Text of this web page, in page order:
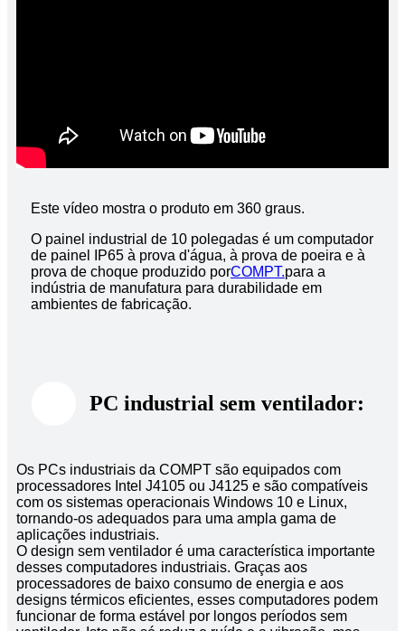
Este vídeo mostra o produto em 360 graus.
O painel industrial de 10 polegadas é um computador
de painel IP65 à prova d'água, à prova de poeira e à
prova de choque produzido porCOMPT.para a
indústria de manufatura para durabilidade em
ambientes de fabricação.
PC industrial sem ventilador:
Os PCs industriais da COMPT são equipados com
processadores Intel J4105 ou J4125 e são compatíveis
com os sistemas operacionais Windows 10 e Linux,
tornando-os adequados para uma ampla gama de
aplicações industriais.
O design sem ventilador é uma característica importante
desses computadores industriais. Graças aos
processadores de baixo consumo de energia e aos
designs térmicos eficientes, esses computadores podem
funcionar de forma estável por longos períodos sem